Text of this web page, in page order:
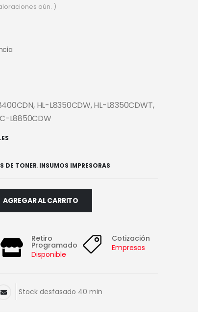
aún. )
HL-L8350CDW, HL-L8350CDWT,
L8850CDW
DE TONER, INSUMOS IMPRESORAS
AGREGAR AL CARRITO
Retiro
Programado
Disponible
Cotización
Empresas
Stock desfasado 40 min